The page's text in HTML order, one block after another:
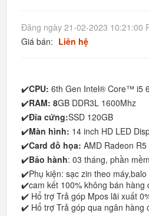
Đăng ngày 21-02-2023 10:21:00
Giá bán: Liên hệ
✔️CPU: 6th Gen Intel® Core™ i5
✔️RAM: 8GB DDR3L 1600Mhz
✔️Đĩa cứng:SSD 120GB
✔️Màn hình: 14 inch HD LED
✔️Card đồ họa: AMD Radeon
✔️Bảo hành: 03 tháng, phần
✔️Phụ kiện: sạc zin theo
✔️cam kết 100% không bán hàng
✔️ Hổ trợ Trả góp Mpos lãi xuất
✔️ Hổ trợ Trả góp qua ngân hàng